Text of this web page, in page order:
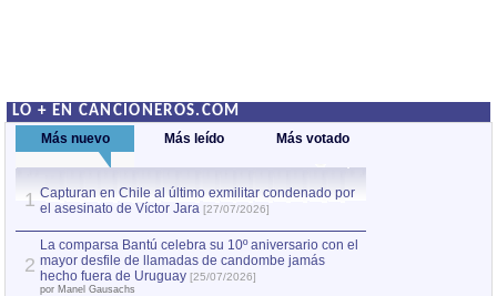
LO + EN CANCIONEROS.COM
Más nuevo Más leído Más votado
1 Capturan en Chile al último exmilitar condenado por
el asesinato de Víctor Jara [27/07/2026]
2
La comparsa Bantú celebra su 10º aniversario con el
mayor desfile de llamadas de candombe jamás
hecho fuera de Uruguay [25/07/2026]
por Manel Gausachs